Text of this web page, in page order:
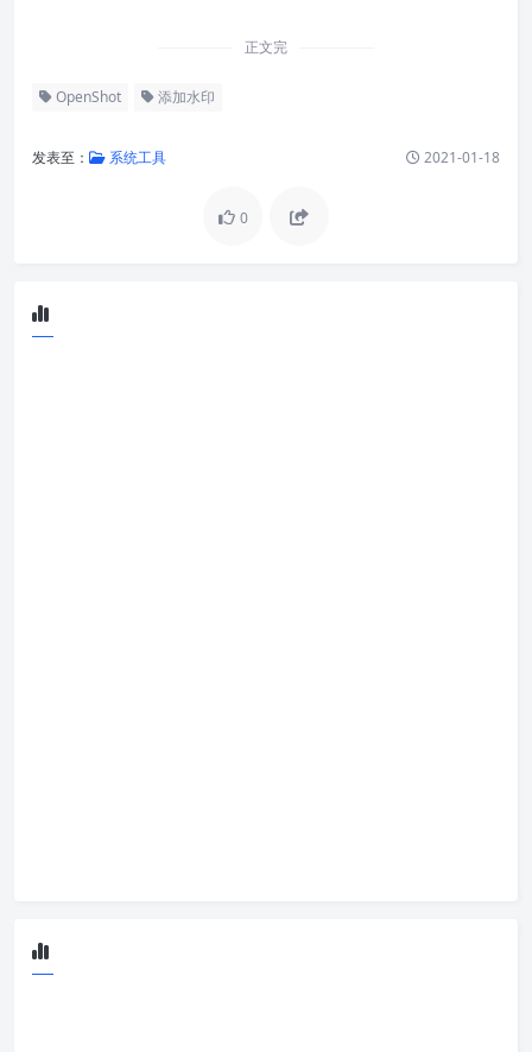
正文完
OpenShot 添加水印
发表至： 系统工具 2021-01-18
0